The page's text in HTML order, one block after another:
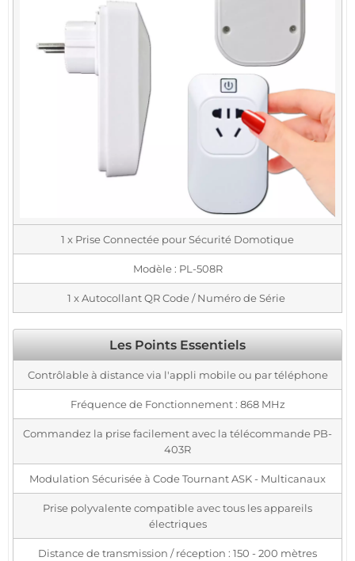
1 x Prise Connectée pour Sécurité Domotique
Modèle : PL-508R
1 x Autocollant QR Code / Numéro de Série
Les Points Essentiels
Contrôlable à distance via l'appli mobile ou par téléphone
Fréquence de Fonctionnement : 868 MHz
Commandez la prise facilement avec la télécommande PB-
403R
Modulation Sécurisée à Code Tournant ASK - Multicanaux
Prise polyvalente compatible avec tous les appareils
électriques
Distance de transmission / réception : 150 - 200 mètres